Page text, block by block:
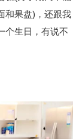
和果盘)，还跟我
个生日，有说不